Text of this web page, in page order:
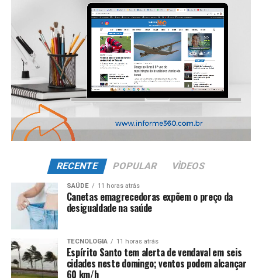
RECENTE POPULAR VÌDEOS
SAÚDE 11 horas atrás
Canetas emagrecedoras expõem o preço da
desigualdade na saúde
TECNOLOGIA 11 horas atrás
Espírito Santo tem alerta de vendaval em seis
cidades neste domingo; ventos podem alcançar
60 km/h